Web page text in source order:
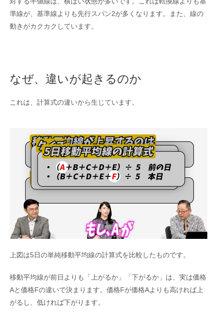
準線が、基準線よりも先行スパン2が多くなります。また、線の
動きがカクカクしています。
なぜ、違いが起きるのか
これは、計算式の違いから生じています。
上図は5日の単純移動平均線の計算式を比較したものです。
移動平均線が前日よりも「上がるか」「下がるか」は、実は価格
Aと価格Fの違いで決まります。価格Fが価格Aよりも高ければ上
がるし、低ければ下がります。